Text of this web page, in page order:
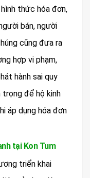
thức hóa đơn,
bán, người
cũng đưa ra
hợp vi phạm,
hành sai quy
trọng để hộ kinh
áp dụng hóa đơn
tại Kon Tum
triển khai